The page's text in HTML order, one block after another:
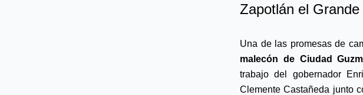
Zapotlán el Grande
malecón de Ciudad
trabajo del gobernador
Clemente Castañeda junto